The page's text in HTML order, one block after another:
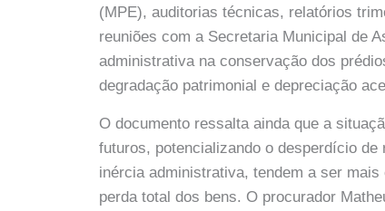
(MPE), auditorias técnicas, relatórios
reuniões com a Secretaria Municipal de
administrativa na conservação dos
degradação patrimonial e depreciação
O documento ressalta ainda que a
futuros, potencializando o desperdício
inércia administrativa, tendem a ser
perda total dos bens. O procurador